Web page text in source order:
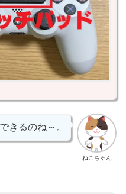
ねこちゃん
きるのね～。